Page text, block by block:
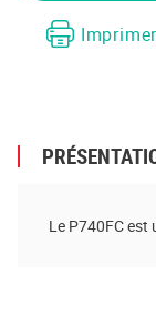
Le P740FC